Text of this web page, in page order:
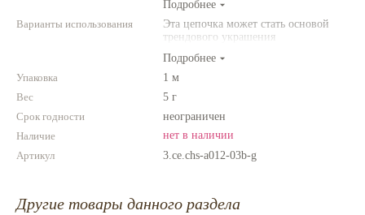
Подробнее
Варианты использования
Эта цепочка может стать основой
трендового украшения
Подробнее
Упаковка
1 м
Вес
5 г
Срок годности
неограничен
Наличие
нет в наличии
Артикул
3.ce.chs-a012-03b-g
Другие товары данного раздела